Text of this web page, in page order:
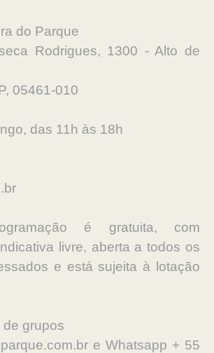
do Parque
Rodrigues, 1300 - Alto de
05461-010
das 11h às 18h
é gratuita, com
livre, aberta a todos os
e está sujeita à lotação
grupos
e Whatsapp + 55